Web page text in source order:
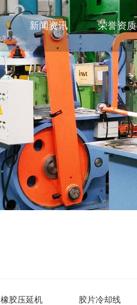
新闻资讯 荣誉资质
橡胶压延机 胶片冷却线